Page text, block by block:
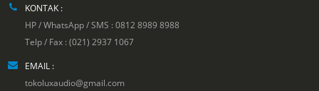
KONTAK :
HP / WhatsApp / SMS : 0812 8989 8988
Telp / Fax : (021) 2937 1067
EMAIL :
tokoluxaudio@gmail.com